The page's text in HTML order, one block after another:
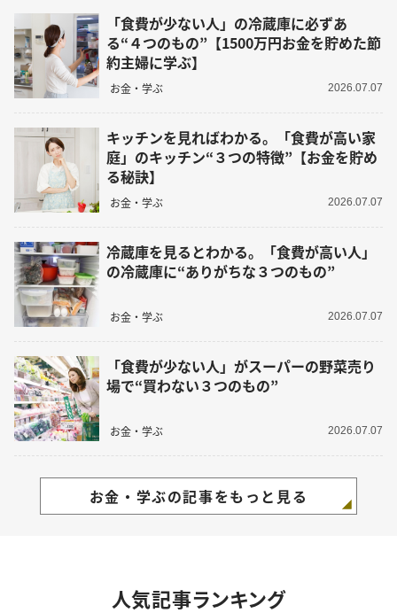
「食費が少ない人」の冷蔵庫に必ずあ
る“４つのもの”【1500万円お金を貯めた節
約主婦に学ぶ】
お金・学ぶ 2026.07.07
キッチンを見ればわかる。「食費が高い家
庭」のキッチン“３つの特徴”【お金を貯め
る秘訣】
お金・学ぶ 2026.07.07
冷蔵庫を見るとわかる。「食費が高い人」
の冷蔵庫に“ありがちな３つのもの”
お金・学ぶ 2026.07.07
「食費が少ない人」がスーパーの野菜売り
場で“買わない３つのもの”
お金・学ぶ 2026.07.07
お金・学ぶの記事をもっと見る
人気記事ランキング